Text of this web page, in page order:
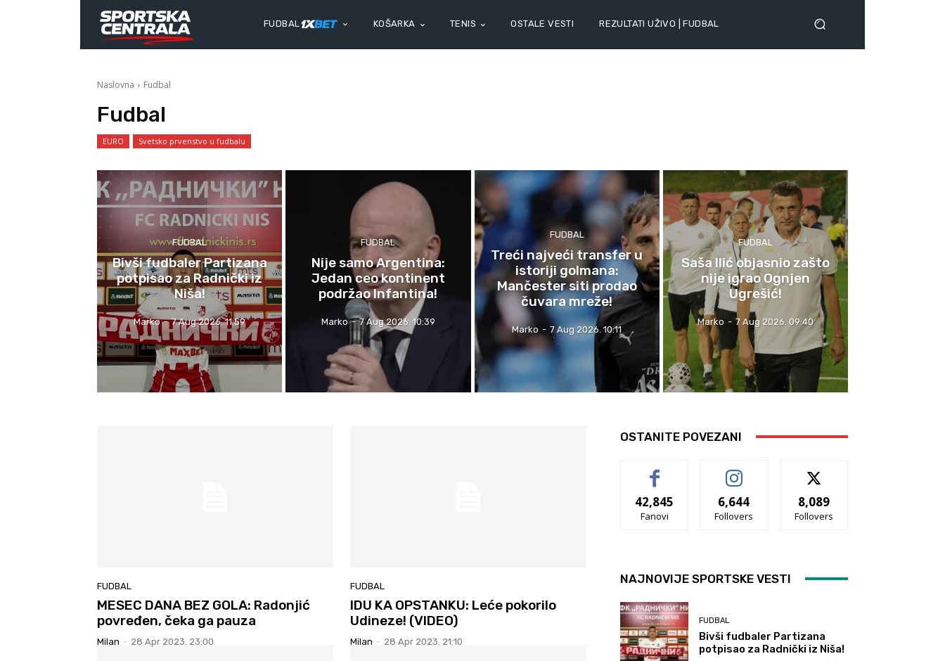
FUDBAL KOŠARKA TENIS OSTALE VESTI REZULTATI UŽIVO | FUDBAL
Naslovna Fudbal
Fudbal
EURO Svetsko prvenstvo u fudbalu
FUDBAL
Bivši fudbaler Partizana
potpisao za Radnički iz
Niša!
Marko - 7 Aug 2026. 11:59
FUDBAL
Nije samo Argentina:
Jedan ceo kontinent
podržao Infantina!
Marko - 7 Aug 2026. 10:39
FUDBAL
Treći najveći transfer u
istoriji golmana:
Mančester siti prodao
čuvara mreže!
Marko - 7 Aug 2026. 10:11
FUDBAL
Saša Ilić objasnio zašto
nije igrao Ognjen
Ugrešić!
Marko - 7 Aug 2026. 09:40
FUDBAL
MESEC DANA BEZ GOLA: Radonjić
povređen, čeka ga pauza
Milan - 28 Apr 2023. 23:00
FUDBAL
IDU KA OPSTANKU: Leće pokorilo
Udineze! (VIDEO)
Milan - 28 Apr 2023. 21:10
OSTANITE POVEZANI
42,845
Fanovi
6,644
Follovers
8,089
Follovers
NAJNOVIJE SPORTSKE VESTI
FUDBAL
Bivši fudbaler Partizana
potpisao za Radnički iz Niša!